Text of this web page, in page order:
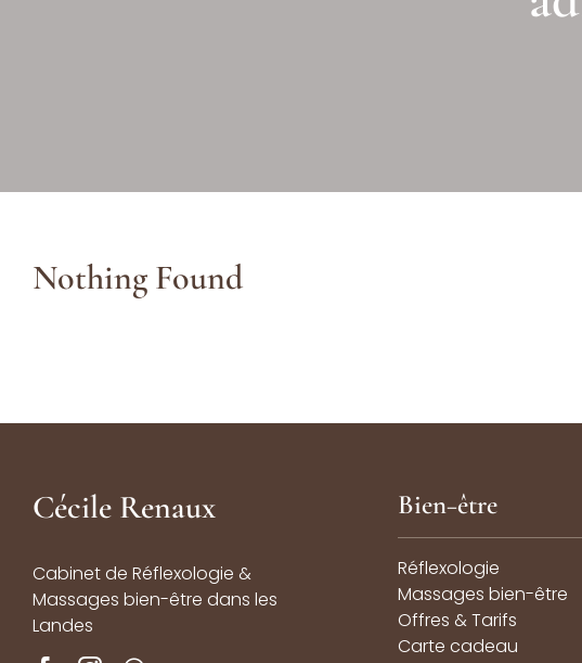
Nothing Found
Cécile Renaux
Cabinet de Réflexologie &
Massages bien-être dans les
Landes
Bien−être
Réflexologie
Massages bien-être
Offres & Tarifs
Carte cadeau